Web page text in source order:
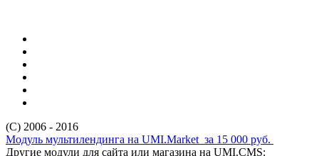
(C) 2006 - 2016
Модуль мультилендинга на UMI.Market за 15 000 руб.
Другие модули для сайта или магазина на UMI.CMS: